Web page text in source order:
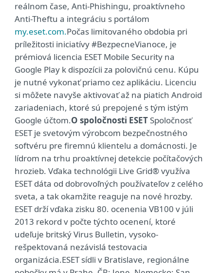
reálnom čase, Anti-Phishingu, proaktívneho
Anti-Theftu a integráciu s portálom
my.eset.com.Počas limitovaného obdobia pri
príležitosti iniciatívy #BezpecneVianoce, je
prémiová licencia ESET Mobile Security na
Google Play k dispozícii za polovičnú cenu. Kúpu
je nutné vykonať priamo cez aplikáciu. Licenciu
si môžete navyše aktivovať až na piatich Android
zariadeniach, ktoré sú prepojené s tým istým
Google účtom.O spoločnosti ESET Spoločnosť
ESET je svetovým výrobcom bezpečnostného
softvéru pre firemnú klientelu a domácnosti. Je
lídrom na trhu proaktívnej detekcie počítačových
hrozieb. Vďaka technológii Live Grid® využíva
ESET dáta od dobrovoľných používateľov z celého
sveta, a tak okamžite reaguje na nové hrozby.
ESET drží vďaka zisku 80. ocenenia VB100 v júli
2013 rekord v počte týchto ocenení, ktoré
udeľuje britský Virus Bulletin, vysoko-
rešpektovaná nezávislá testovacia
organizácia.ESET sídli v Bratislave, regionálne